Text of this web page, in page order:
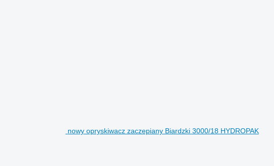
nowy opryskiwacz zaczepiany Biardzki 3000/18 HYDROPAK